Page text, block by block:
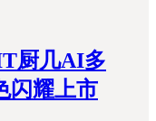
厨几AI多
闪耀上市